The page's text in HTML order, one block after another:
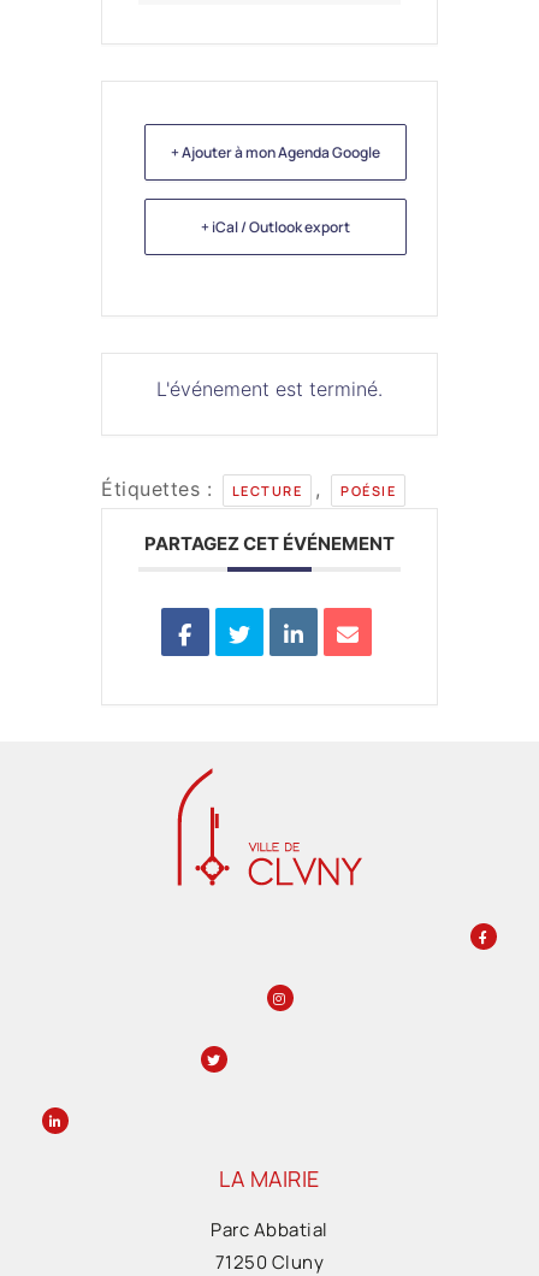
+ Ajouter à mon Agenda Google
+ iCal / Outlook export
L'événement est terminé.
Étiquettes : LECTURE , POÉSIE
PARTAGEZ CET ÉVÉNEMENT
LA MAIRIE
Parc Abbatial
71250 Cluny